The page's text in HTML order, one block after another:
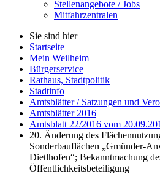
Stellenangebote / Jobs
Mitfahrzentralen
Sie sind hier
Startseite
Mein Weilheim
Bürgerservice
Rathaus, Stadtpolitik
Stadtinfo
Amtsblätter / Satzungen und
Amtsblätter 2016
Amtsblatt 22/2016 vom
20. Änderung des
Sonderbauflächen „Gmünder-
Dietlhofen“; Bekanntmachung
Öffentlichkeitsbeteiligung